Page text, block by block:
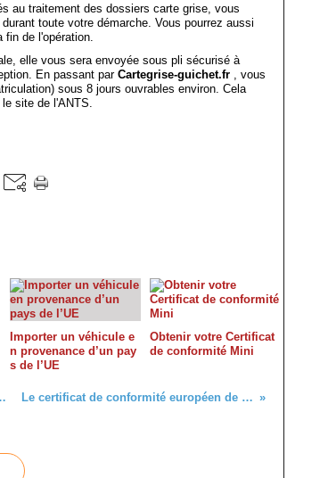
au traitement des dossiers carte grise, vous
toute votre démarche. Vous pourrez aussi
de l'opération.
elle vous sera envoyée sous pli sécurisé à
En passant par Cartegrise-guichet.fr
, vous
sous 8 jours ouvrables environ. Cela
site de l'ANTS.
Importer un véhicule e
n provenance d’un pay
s de l’UE
Obtenir votre Certificat
de conformité Mini
pays de l’UE Le certificat de conformité européen de type CE